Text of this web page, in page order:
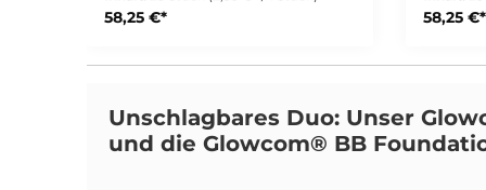
großflächige Microneedling
Anwendungen und ermöglichen
Behandlung im professionellen
Microneedling Nadeln mit 36
Nadeln pro Modul Ideal für
großflächige Behandlungen
58,25 €*
der in
36er in
eine
58,25 €*
Unschlagbares Duo: Unser
und die Glowcom® BB